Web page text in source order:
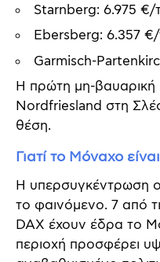
Starnberg: 6.975 €/
Ebersberg: 6.357 €/
Garmisch-
Η πρώτη μη-βαυαρική
Nordfriesland στη
θέση.
Γιατί το Μόναχο
Η υπερσυγκέντρωση
το φαινόμενο. 7 από
DAX έχουν έδρα το
περιοχή προσφέρει